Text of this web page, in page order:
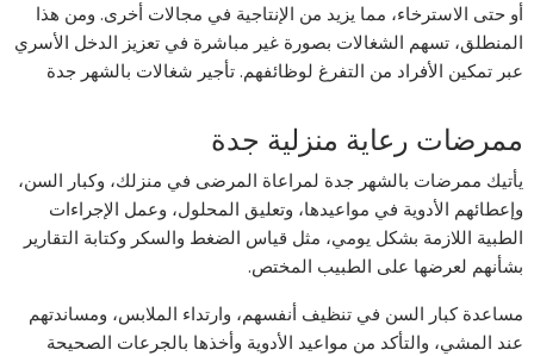
أو حتى الاسترخاء، مما يزيد من الإنتاجية في مجالات أخرى. ومن هذا
المنطلق، تسهم الشغالات بصورة غير مباشرة في تعزيز الدخل الأسري
عبر تمكين الأفراد من التفرغ لوظائفهم. تأجير شغالات بالشهر جدة
ممرضات رعاية منزلية جدة
يأتيك ممرضات بالشهر جدة لمراعاة المرضى في منزلك، وكبار السن،
وإعطائهم الأدوية في مواعيدها، وتعليق المحلول، وعمل الإجراءات
الطبية اللازمة بشكل يومي، مثل قياس الضغط والسكر وكتابة التقارير
بشأنهم لعرضها على الطبيب المختص.
مساعدة كبار السن في تنظيف أنفسهم، وارتداء الملابس، ومساندتهم
عند المشي، والتأكد من مواعيد الأدوية وأخذها بالجرعات الصحيحة